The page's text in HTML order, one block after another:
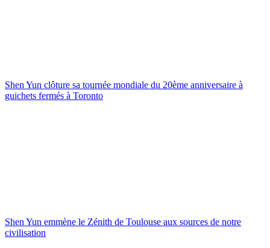
Shen Yun clôture sa tournée mondiale du 20ème anniversaire à
guichets fermés à Toronto
Shen Yun emmène le Zénith de Toulouse aux sources de notre
civilisation